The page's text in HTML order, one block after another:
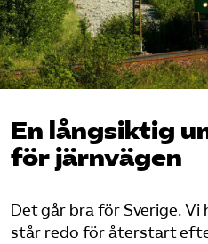
Om oss
Kontakt
Bli medlem
Logga in på
En långsiktig
för järnvägen
Det går bra för Sverige. Vi
står redo för återstart